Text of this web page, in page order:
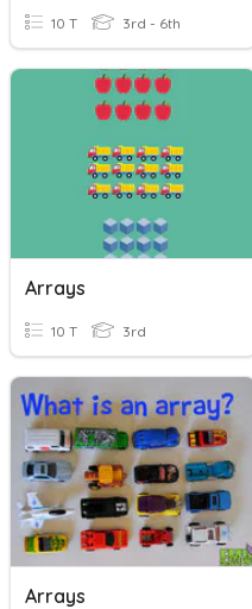
10 T 3rd - 6th
Arrays
10 T 3rd
Arrays